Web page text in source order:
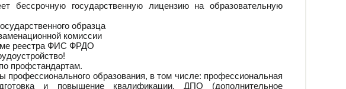
бессрочную государственную лицензию на образовательную
образца
комиссии
реестра ФИС ФРДО
профстандартам.
профессионального образования, в том числе: профессиональная
и повышение квалификации, ДПО (дополнительное